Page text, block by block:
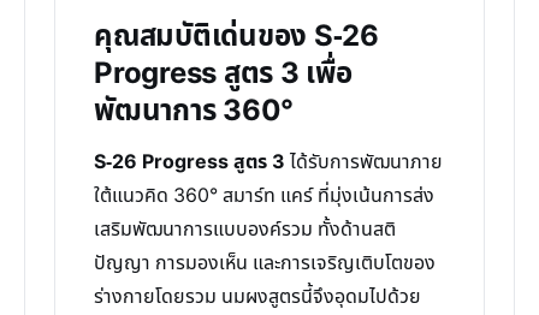
คุณสมบัติเด่นของ S-26
Progress สูตร 3 เพื่อ
พัฒนาการ 360°
S-26 Progress สูตร 3 ได้รับการพัฒนาภาย
ใต้แนวคิด 360° สมาร์ท แคร์ ที่มุ่งเน้นการส่ง
เสริมพัฒนาการแบบองค์รวม ทั้งด้านสติ
ปัญญา การมองเห็น และการเจริญเติบโตของ
ร่างกายโดยรวม นมผงสูตรนี้จึงอุดมไปด้วย